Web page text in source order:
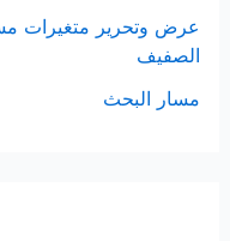
عرض وتحرير متغيرات
الصفيف
مسار البحث